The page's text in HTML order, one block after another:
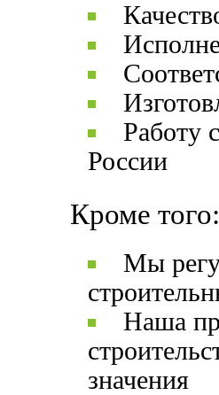
Работу
России
Кроме того:
Мы
Наша
значения